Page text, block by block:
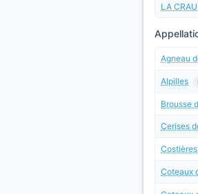
LA CRAU
Agneau
Alpilles
Brousse
Cerises
Coteaux